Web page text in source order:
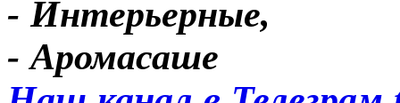
- Интерьерные,
- Аромасаше